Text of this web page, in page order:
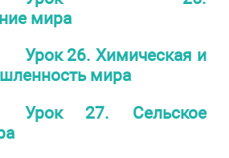
мира
Урок 26. Химическая и
мира
Урок 27. Сельское